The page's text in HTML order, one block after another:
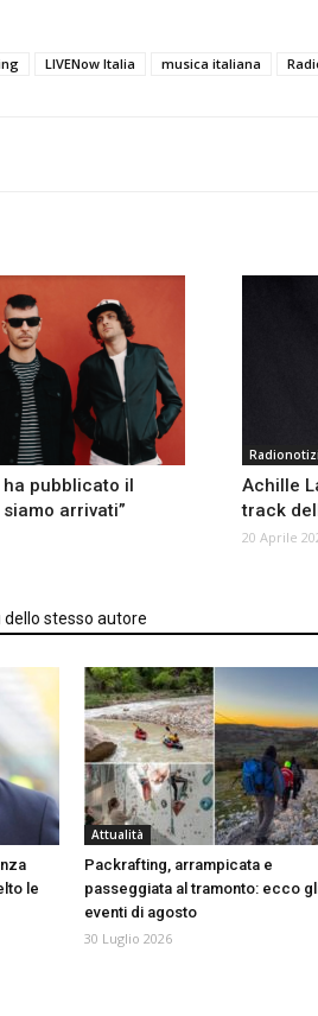
LIVENow Italia musica italiana
ha pubblicato il
arrivati”
Achille
track
20 Aprile
dello stesso autore
le
Attualità
Packrafting, arrampicata e
passeggiata al tramonto: ecco
eventi di agosto
30 Luglio 2026